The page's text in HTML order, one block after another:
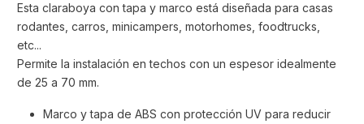
Esta claraboya con tapa y marco está diseñada para casas
rodantes, carros, minicampers, motorhomes, foodtrucks,
etc...
Permite la instalación en techos con un espesor idealmente
de 25 a 70 mm.
Marco y tapa de ABS con protección UV para reducir